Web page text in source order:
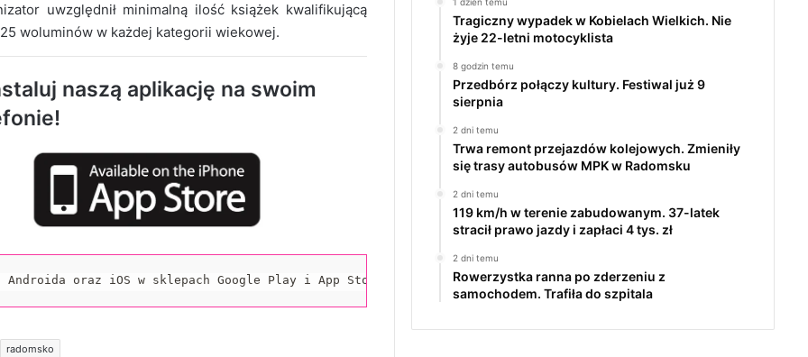
uwzględnił minimalną ilość książek kwalifikującą
woluminów w każdej kategorii wiekowej.
naszą aplikację na swoim
oraz iOS w sklepach Google Play i App Store.
radomsko
tłumy. Powiat nagrodził najlepsze KGW
Letnie Granie 2026 w Radomsku. O.S.T.R.
i MODELKI zakończą wakacje
Pamiętasz druhnę Rosi? Hufiec ZHP
Radomsko zaprasza by podzielić się
wspomnieniami o harcmistrzyni
teatralne
Tragiczny wypadek w Kobielach Wielkich. Nie
żyje 22-letni motocyklista
8 godzin temu
Przedbórz połączy kultury. Festiwal już 9
sierpnia
2 dni temu
Trwa remont przejazdów kolejowych. Zmieniły
się trasy autobusów MPK w Radomsku
2 dni temu
119 km/h w terenie zabudowanym. 37-latek
stracił prawo jazdy i zapłaci 4 tys. zł
2 dni temu
Rowerzystka ranna po zderzeniu z
samochodem. Trafiła do szpitala